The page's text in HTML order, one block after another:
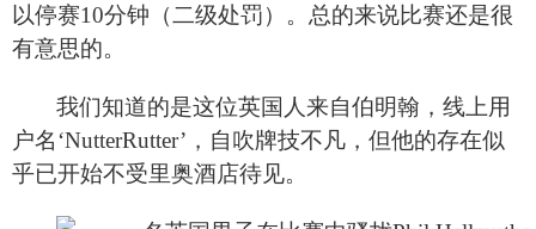
以停赛10分钟（二级处罚）。总的来说比赛还是很
有意思的。
我们知道的是这位英国人来自伯明翰，线上用
户名‘NutterRutter’，自吹牌技不凡，但他的存在似
乎已开始不受里奥酒店待见。